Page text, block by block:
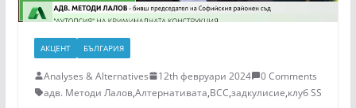
АКЦЕНТ БЪЛГАРИЯ
Analyses & Alternatives 12th февруари 2024
0 Comments
адв. Методи Лалов,Алтернативата,ВСС,задкулисие,клуб SS